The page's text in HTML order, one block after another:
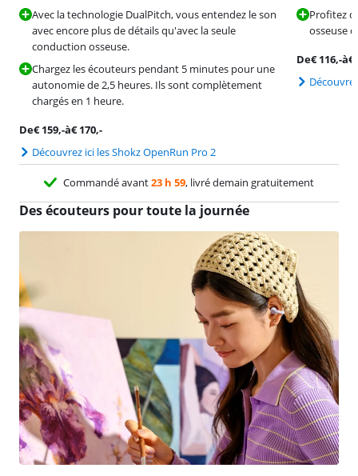
Avec la technologie DualPitch, vous entendez le son
avec encore plus de détails qu'avec la seule
conduction osseuse.
Chargez les écouteurs pendant 5 minutes pour une
autonomie de 2,5 heures. Ils sont complètement
chargés en 1 heure.
De€159,-à€170,-
Découvrez ici les Shokz OpenRun Pro 2
Profitez
osseuse
De€116,-à€
Commandé avant23 h 59, livré demain gratuitement
Des écouteurs pour toute la journée